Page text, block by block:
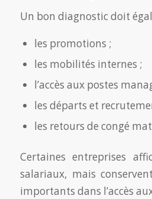
Un bon diagnostic doit
les promotions ;
les mobilités internes ;
l’accès aux postes
les départs et
les retours de congé
Certaines entreprises
salariaux, mais
importants dans l’accès